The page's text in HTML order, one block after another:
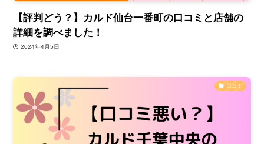
【評判どう？】カルド仙台一番町の口コミと店舗の
詳細を調べました！
2024年4月5日
口コミ